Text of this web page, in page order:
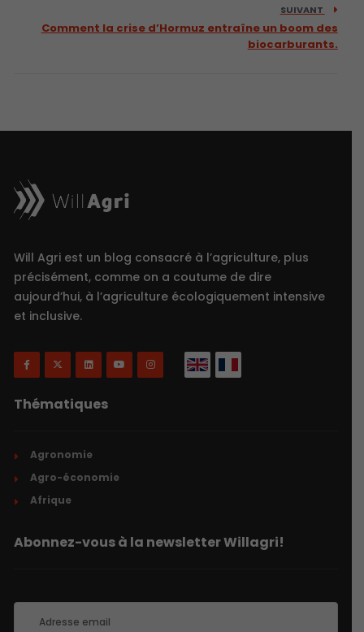
SUIVANT
Comment la crise d’Hormuz entraîne un boom des
biocarburants.
Will Agri est un blog consacré à l’agriculture, plus
précisément, comme on a coutume de dire
aujourd’hui, à l’agriculture écologiquement intensive
et inclusive.
Thématiques
Agronomie
Agro-économie
Afrique
Abonnez-vous à la newsletter Willagri!